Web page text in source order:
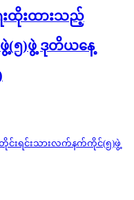
းထိုးထားသည့်
(၅)ဖွဲ့ ဒုတိယနေ့